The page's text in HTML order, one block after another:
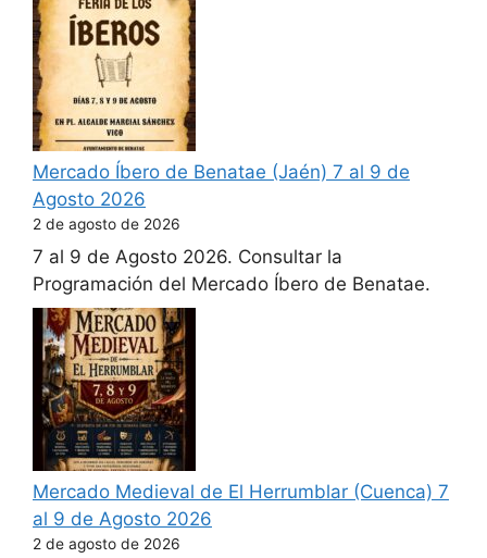
Mercado Íbero de Benatae (Jaén) 7 al 9 de
Agosto 2026
2 de agosto de 2026
7 al 9 de Agosto 2026. Consultar la
Programación del Mercado Íbero de Benatae.
Mercado Medieval de El Herrumblar (Cuenca) 7
al 9 de Agosto 2026
2 de agosto de 2026